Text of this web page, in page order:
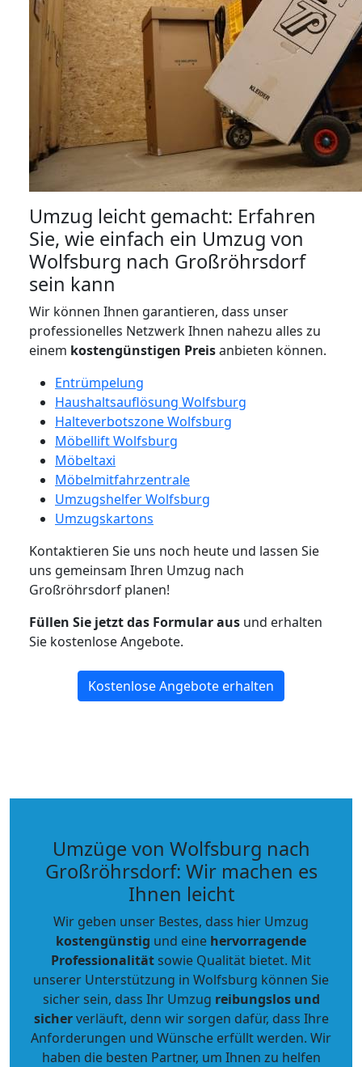
Umzug leicht gemacht: Erfahren
Sie, wie einfach ein Umzug von
Wolfsburg nach Großröhrsdorf
sein kann
Wir können Ihnen garantieren, dass unser
professionelles Netzwerk Ihnen nahezu alles zu
einem kostengünstigen Preisanbieten können.
Entrümpelung
Haushaltsauflösung Wolfsburg
Halteverbotszone Wolfsburg
Möbellift Wolfsburg
Möbeltaxi
Möbelmitfahrzentrale
Umzugshelfer Wolfsburg
Umzugskartons
Kontaktieren Sie uns noch heute und lassen Sie
uns gemeinsam Ihren Umzug nach
Großröhrsdorf planen!
Füllen Sie jetzt das Formular aus und erhalten
Sie kostenlose Angebote.
Kostenlose Angebote erhalten
Umzüge von Wolfsburg nach
Großröhrsdorf: Wir machen es
Ihnen leicht
Wir geben unser Bestes, dass hier Umzug
kostengünstig und eine hervorragende
Professionalitätsowie Qualität bietet. Mit
unserer Unterstützung in Wolfsburg können Sie
sicher sein, dass Ihr Umzug reibungslos und
sicherverläuft, denn wir sorgen dafür, dass Ihre
Anforderungen und Wünsche erfüllt werden. Wir
haben die besten Partner, um Ihnen zu helfen